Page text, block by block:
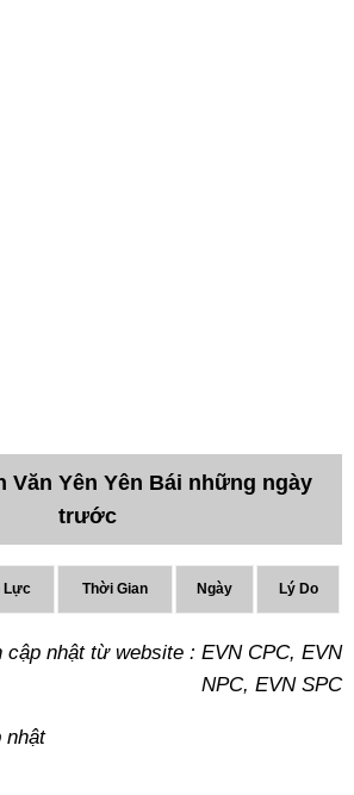
Văn Yên Yên Bái những ngày
trước
Lực Thời Gian Ngày Lý Do
cập nhật từ website : EVN CPC, EVN
NPC, EVN SPC
nhật